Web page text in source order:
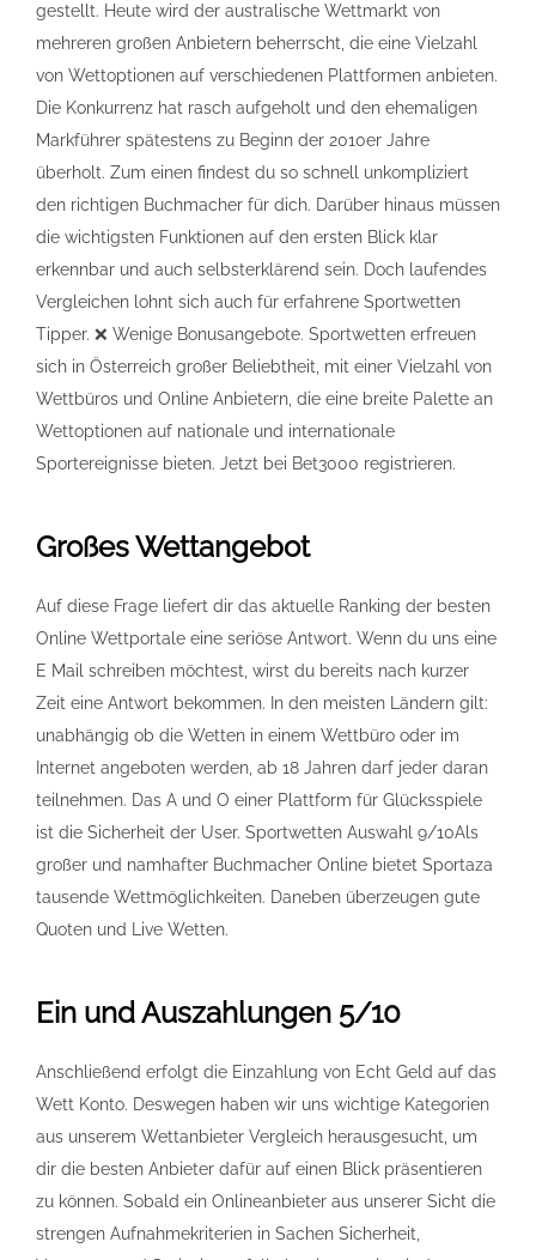
gestellt. Heute wird der australische Wettmarkt von
mehreren großen Anbietern beherrscht, die eine Vielzahl
von Wettoptionen auf verschiedenen Plattformen anbieten.
Die Konkurrenz hat rasch aufgeholt und den ehemaligen
Markführer spätestens zu Beginn der 2010er Jahre
überholt. Zum einen findest du so schnell unkompliziert
den richtigen Buchmacher für dich. Darüber hinaus müssen
die wichtigsten Funktionen auf den ersten Blick klar
erkennbar und auch selbsterklärend sein. Doch laufendes
Vergleichen lohnt sich auch für erfahrene Sportwetten
Tipper. ❌ Wenige Bonusangebote. Sportwetten erfreuen
sich in Österreich großer Beliebtheit, mit einer Vielzahl von
Wettbüros und Online Anbietern, die eine breite Palette an
Wettoptionen auf nationale und internationale
Sportereignisse bieten. Jetzt bei Bet3000 registrieren.
Großes Wettangebot
Auf diese Frage liefert dir das aktuelle Ranking der besten
Online Wettportale eine seriöse Antwort. Wenn du uns eine
E Mail schreiben möchtest, wirst du bereits nach kurzer
Zeit eine Antwort bekommen. In den meisten Ländern gilt:
unabhängig ob die Wetten in einem Wettbüro oder im
Internet angeboten werden, ab 18 Jahren darf jeder daran
teilnehmen. Das A und O einer Plattform für Glücksspiele
ist die Sicherheit der User. Sportwetten Auswahl 9/10Als
großer und namhafter Buchmacher Online bietet Sportaza
tausende Wettmöglichkeiten. Daneben überzeugen gute
Quoten und Live Wetten.
Ein und Auszahlungen 5/10
Anschließend erfolgt die Einzahlung von Echt Geld auf das
Wett Konto. Deswegen haben wir uns wichtige Kategorien
aus unserem Wettanbieter Vergleich herausgesucht, um
dir die besten Anbieter dafür auf einen Blick präsentieren
zu können. Sobald ein Onlineanbieter aus unserer Sicht die
strengen Aufnahmekriterien in Sachen Sicherheit,